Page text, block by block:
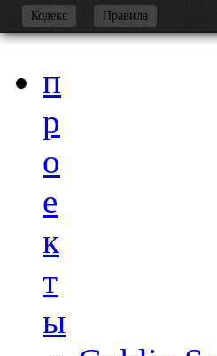
Кодекс Правила
-
п
р
о
е
к
т
ы